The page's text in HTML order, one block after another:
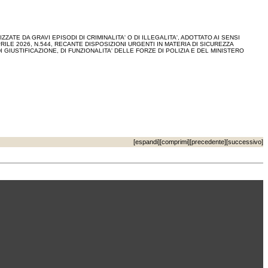
DA GRAVI EPISODI DI CRIMINALITA' O DI ILLEGALITA', ADOTTATO AI SENSI
2026, N.544, RECANTE DISPOSIZIONI URGENTI IN MATERIA DI SICUREZZA
DI FUNZIONALITA' DELLE FORZE DI POLIZIA E DEL MINISTERO
[espandi][comprimi][precedente][successivo]